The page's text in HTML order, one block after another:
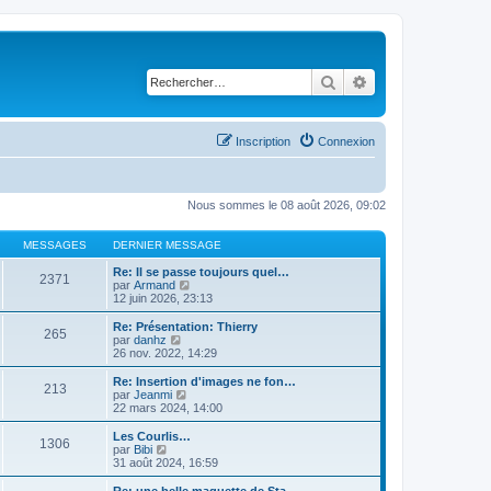
Rechercher
Connexion
Inscription
Nous sommes le 08 août 2026, 09:02
MESSAGES DERNIER MESSAGE
2371
Re: Il se passe toujours quel…
par Armand
o
n
s
l
e
r
e
n
i
12 juin 2026, 23:13
265
Re: Présentation: Thierry
par danhz
o
n
s
u
l
r
e
26 nov. 2022, 14:29
213
Re: Insertion d'images ne fon…
par Jeanmi
o
n
l
22 mars 2024, 14:00
1306
Les Courlis…
par Bibi
o
n
s
31 août 2024, 16:59